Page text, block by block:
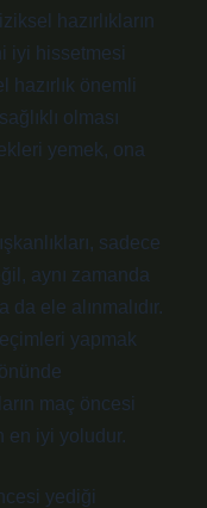
hazırlıkların
iyi hissetmesi
hazırlık önemli
olması
yemek, ona
sadece
aynı zamanda
ele alınmalıdır.
yapmak
maç öncesi
en iyi yoludur.
yediği